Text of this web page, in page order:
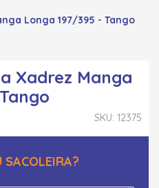
Longa 197/395 - Tango
Xadrez Manga
SKU: 12375